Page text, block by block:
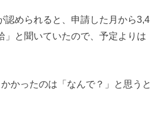
認められると、申請した月から3,4
」と聞いていたので、予定よりは
かったのは「なんで？」と思うと